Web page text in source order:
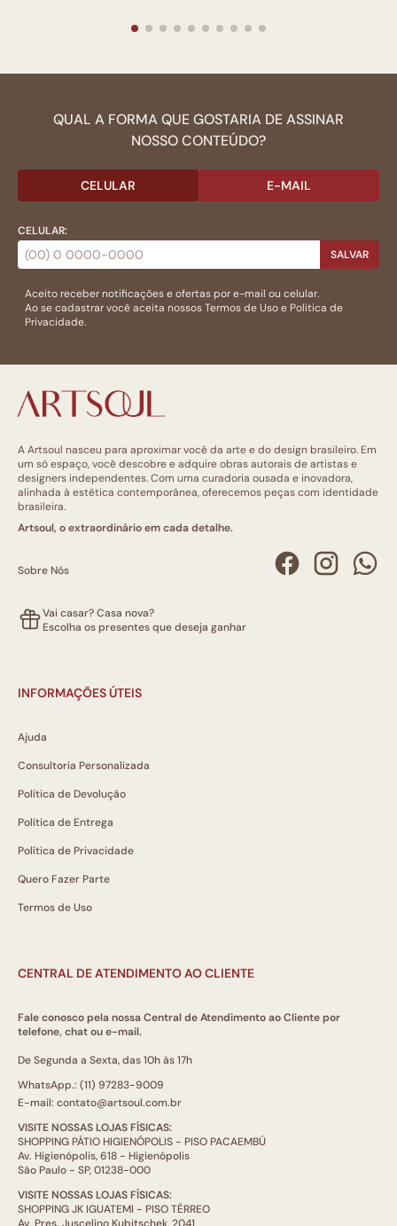
QUAL A FORMA QUE GOSTARIA DE ASSINAR
NOSSO CONTEÚDO?
CELULAR E-MAIL
CELULAR:
SALVAR
Aceito receber notificações e ofertas por e-mail ou celular.
Ao se cadastrar você aceita nossosTermos de Usoe Politica de
Privacidade.
A Artsoul nasceu para aproximar você da arte e do design brasileiro. Em
um só espaço, você descobre e adquire obras autorais de artistas e
designers independentes. Com uma curadoria ousada e inovadora,
alinhada à estética contemporânea, oferecemos peças com identidade
brasileira.
Artsoul, o extraordinário em cada detalhe.
Sobre Nós
Vai casar? Casa nova?
Escolha os presentes que deseja ganhar
INFORMAÇÕES ÚTEIS
Ajuda
Consultoria Personalizada
Política de Devolução
Política de Entrega
Política de Privacidade
Quero Fazer Parte
Termos de Uso
CENTRAL DE ATENDIMENTO AO CLIENTE
Fale conosco pela nossa Central de Atendimento ao Cliente por
telefone, chat ou e-mail.
De Segunda a Sexta, das 10h às 17h
WhatsApp.: (11) 97283-9009
E-mail: contato@artsoul.com.br
VISITE NOSSAS LOJAS FÍSICAS:
SHOPPING PÁTIO HIGIENÓPOLIS - PISO PACAEMBÚ
Av. Higienópolis, 618 - Higienópolis
São Paulo - SP, 01238-000
VISITE NOSSAS LOJAS FÍSICAS:
SHOPPING JK IGUATEMI - PISO TÉRREO